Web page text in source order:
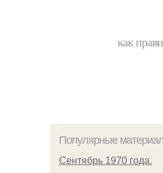
как
Популярные
Сентябрь 1970 года.